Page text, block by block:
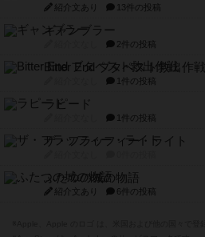
紹介文あり 13件の投稿
ギャンブラー
2件の投稿
Bitter End ブタペスト救出作戦
1件の投稿
ラピード
1件の投稿
ザ・フラッフィー・ライト
ふたつの城の物語
紹介文あり 6件の投稿